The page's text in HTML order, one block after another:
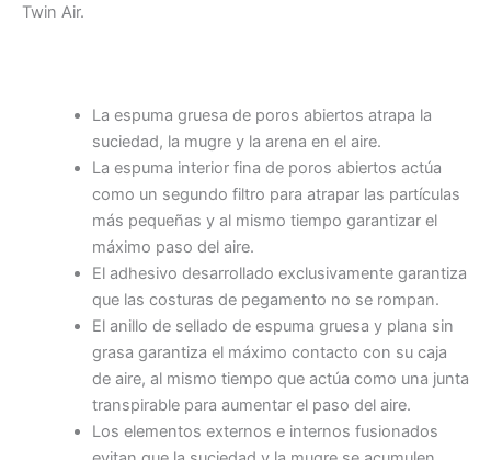
Twin Air.
La espuma gruesa de poros abiertos atrapa la
suciedad, la mugre y la arena en el aire.
La espuma interior fina de poros abiertos actúa
como un segundo filtro para atrapar las partículas
más pequeñas y al mismo tiempo garantizar el
máximo paso del aire.
El adhesivo desarrollado exclusivamente garantiza
que las costuras de pegamento no se rompan.
El anillo de sellado de espuma gruesa y plana sin
grasa garantiza el máximo contacto con su caja
de aire, al mismo tiempo que actúa como una junta
transpirable para aumentar el paso del aire.
Los elementos externos e internos fusionados